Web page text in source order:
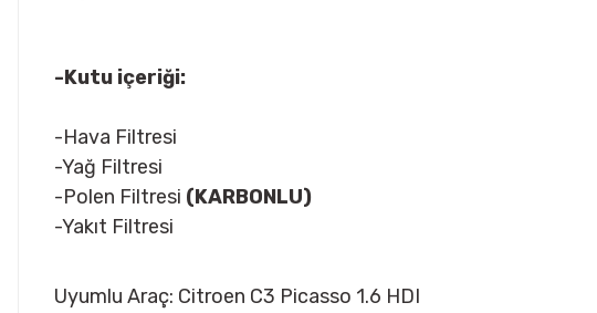
-Kutu içeriği:
-Hava Filtresi
-Yağ Filtresi
-Polen Filtresi (KARBONLU)
-Yakıt Filtresi
Uyumlu Araç: Citroen C3 Picasso 1.6 HDI